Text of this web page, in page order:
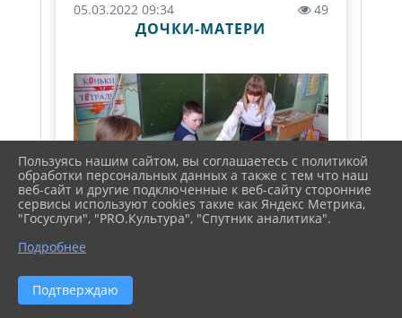
05.03.2022 09:34 49
ДОЧКИ-МАТЕРИ
Пользуясь нашим сайтом, вы соглашаетесь с политикой
обработки персональных данных а также с тем что наш
веб-сайт и другие подключенные к веб-сайту сторонние
сервисы используют cookies такие как Яндекс Метрика,
"Госуслуги", "PRO.Культура", "Спутник аналитика".
Подробнее
Подтверждаю